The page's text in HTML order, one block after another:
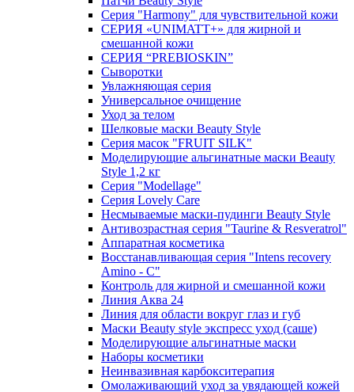
Серия "Harmony" для чувствительной кожи
СЕРИЯ «UNIMATT+» для жирной и
смешанной кожи
СЕРИЯ “PREBIOSKIN”
Сыворотки
Увлажняющая серия
Универсальное очищение
Уход за телом
Шелковые маски Beauty Style
Серия масок "FRUIT SILK"
Моделирующие альгинатные маски Beauty
Style 1,2 кг
Серия "Modellage"
Cерия Lovely Care
Несмываемые маски-пудинги Beauty Style
Антивозрастная серия "Taurine & Resveratrol"
Аппаратная косметика
Восстанавливающая серия "Intens recovery
Amino - C"
Контроль для жирной и смешанной кожи
Линия Аква 24
Линия для области вокруг глаз и губ
Маски Beauty style экспресс уход (саше)
Моделирующие альгинатные маски
Наборы косметики
Неинвазивная карбокситерапия
Омолаживающий уход за увядающей кожей